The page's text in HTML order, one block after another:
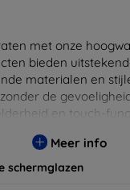
met onze
bieden
materialen en
de
en touch-
Meer info
schermglazen